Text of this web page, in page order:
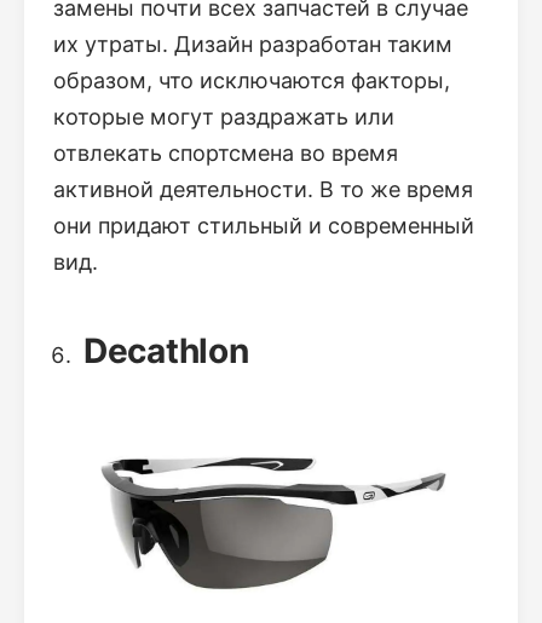
замены почти всех запчастей в случае
их утраты. Дизайн разработан таким
образом, что исключаются факторы,
которые могут раздражать или
отвлекать спортсмена во время
активной деятельности. В то же время
они придают стильный и современный
вид.
Decathlon